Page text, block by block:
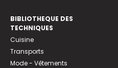
BIBLIOTHEQUE DES
TECHNIQUES
Cuisine
Transports
Mode - Vêtements